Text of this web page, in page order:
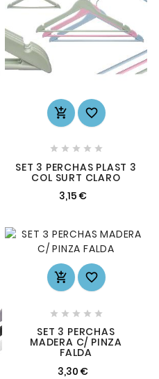
 
    
SET 3 PERCHAS PLAST 3
COL SURT CLARO
3,15 €
 
    
SET 3 PERCHAS
MADERA C/ PINZA
FALDA
3,30 €